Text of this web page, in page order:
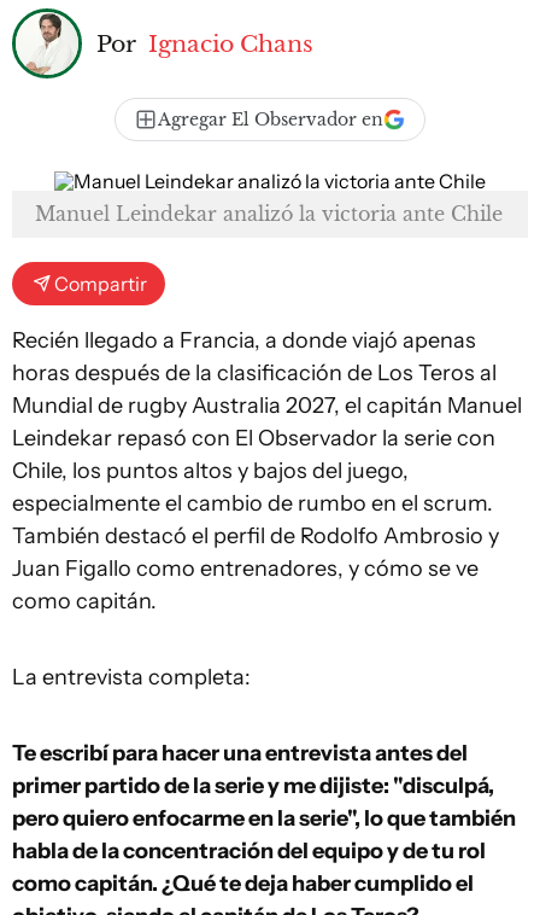
Por Ignacio Chans
Agregar El Observador en
Manuel Leindekar analizó la victoria ante Chile
Compartir
Recién llegado a Francia, a donde viajó apenas
horas después de la clasificación de Los Teros al
Mundial de rugby Australia 2027, el capitán Manuel
Leindekar repasó con El Observador la serie con
Chile, los puntos altos y bajos del juego,
especialmente el cambio de rumbo en el scrum.
También destacó el perfil de Rodolfo Ambrosio y
Juan Figallo como entrenadores, y cómo se ve
como capitán.
La entrevista completa:
Te escribí para hacer una entrevista antes del
primer partido de la serie y me dijiste: "disculpá,
pero quiero enfocarme en la serie", lo que también
habla de la concentración del equipo y de tu rol
como capitán. ¿Qué te deja haber cumplido el